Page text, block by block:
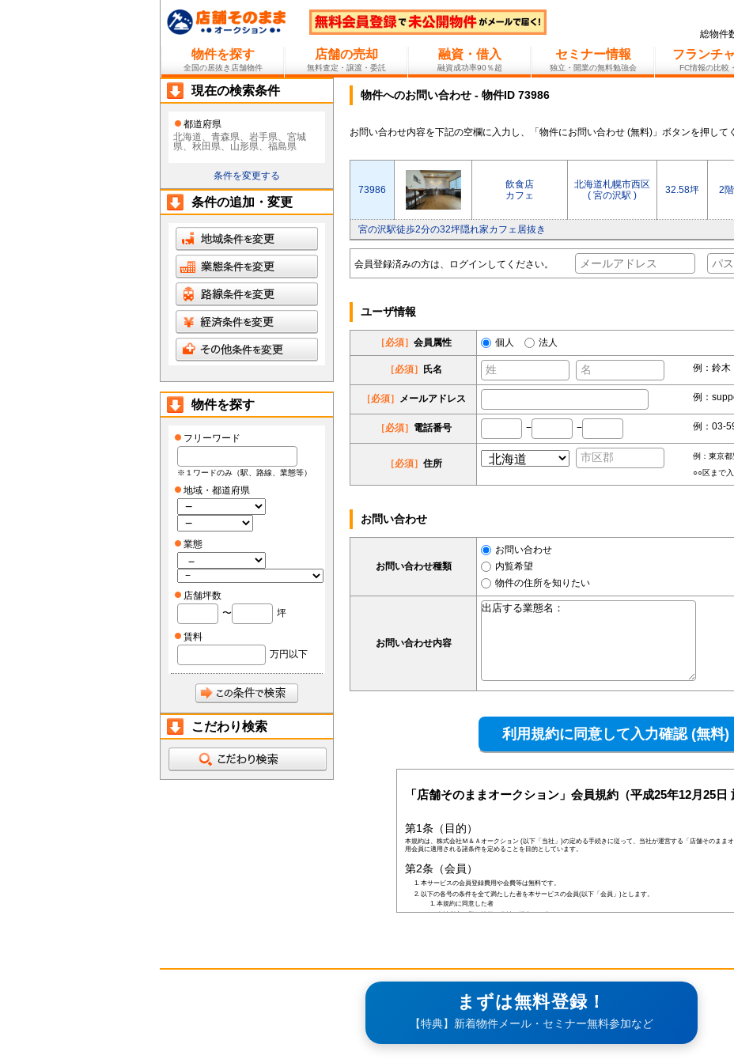
総物件
物件を探す
全国の居抜き店舗物件
店舗の売却
無料査定・譲渡・委託
融資・借入
融資成功率90％超
セミナー情報
独立・開業の無料勉強会
フランチ
FC情報の比較
物件へのお問い合わせ - 物件ID 73986
お問い合わせ内容を下記の空欄に入力し、「物件にお問い合わせ (無料)」ボタンを押して
73986
飲食店
カフェ
北海道札幌市西区
( 宮の沢駅 )
32.58坪 2階
宮の沢駅徒歩2分の32坪隠れ家カフェ居抜き
会員登録済みの方は、ログインしてください。
ユーザ情報
［必須］ 会員属性 個人 法人
［必須］ 氏名 例：鈴
［必須］ メールアドレス 例：
［必須］ 電話番号 − − 例：03-
［必須］ 住所
例：東京
○○区まで
お問い合わせ
お問い合わせ種類
お問い合わせ
内覧希望
物件の住所を知りたい
お問い合わせ内容
「店舗そのままオークション」会員規約（平成25年12月25日
第1条（目的）
本規約は、株式会社Ｍ＆Ａオークション (以下「当社」)の定める手続きに従って、当社が運営する「店舗そのまま
用会員に適用される諸条件を定めることを目的としています。
第2条（会員）
本サービスの会員登録費用や会費等は無料です。
以下の各号の条件を全て満たした者を本サービスの会員(以下「会員」)とします。
本規約に同意した者
当社所定の登録情報を当社へ提出した者
合を除きます)
日本国外に在住の者
当社へ虚偽の事項を報告した者
破産状態もしくはそれと同等の状態にあり、信用状態が著しく悪化している者
二重に会員登録している者
当社、本サービス、又は他の会員の信用もしくは権利を侵害する恐れがあると当社が判断した者
現在の検索条件
都道府県
北海道、青森県、岩手県、宮城
県、秋田県、山形県、福島県
条件を変更する
条件の追加・変更
物件を探す
フリーワード
※１ワードのみ（駅、路線、業態等）
地域・都道府県
業態
店舗坪数
〜
坪
賃料
万円以下
こだわり検索
まずは無料登録！
【特典】新着物件メール・セミナー無料参加など